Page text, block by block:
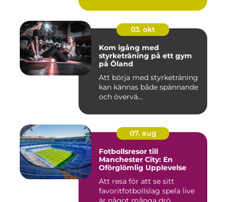
03. okt
Kom igång med
styrketräning på ett gym
på Öland
Att börja med styrketräning
kan kännas både spännande
och övervä...
07. aug
Fotbollsresor till
Manchester City: En
Oförglömlig Upplevelse
Att resa för att se sitt
favoritfotbollslag spela live